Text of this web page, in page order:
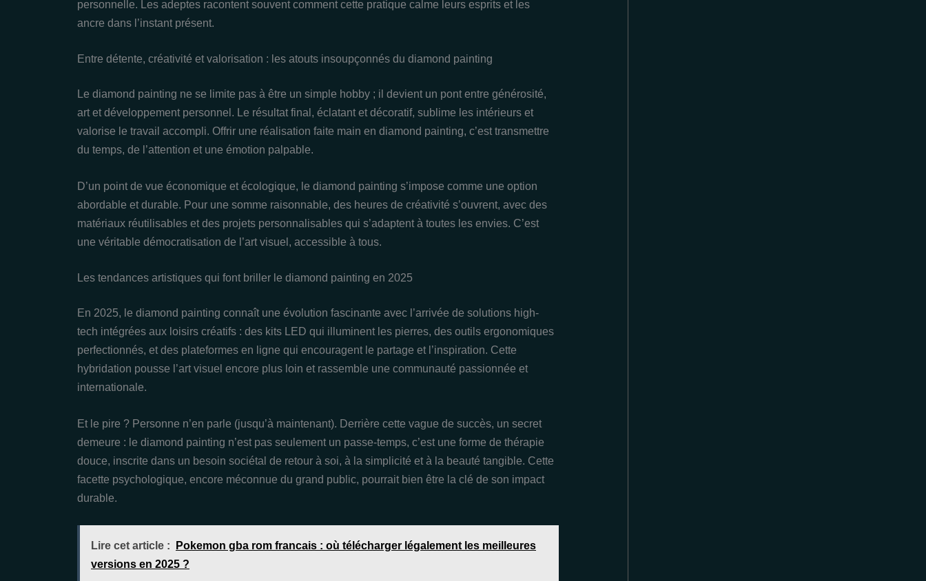
personnelle. Les adeptes racontent souvent comment cette pratique calme leurs esprits et les
ancre dans l’instant présent.
Entre détente, créativité et valorisation : les atouts insoupçonnés du diamond painting
Le diamond painting ne se limite pas à être un simple hobby ; il devient un pont entre générosité,
art et développement personnel. Le résultat final, éclatant et décoratif, sublime les intérieurs et
valorise le travail accompli. Offrir une réalisation faite main en diamond painting, c’est transmettre
du temps, de l’attention et une émotion palpable.
D’un point de vue économique et écologique, le diamond painting s’impose comme une option
abordable et durable. Pour une somme raisonnable, des heures de créativité s’ouvrent, avec des
matériaux réutilisables et des projets personnalisables qui s’adaptent à toutes les envies. C’est
une véritable démocratisation de l’art visuel, accessible à tous.
Les tendances artistiques qui font briller le diamond painting en 2025
En 2025, le diamond painting connaît une évolution fascinante avec l’arrivée de solutions high-
tech intégrées aux loisirs créatifs : des kits LED qui illuminent les pierres, des outils ergonomiques
perfectionnés, et des plateformes en ligne qui encouragent le partage et l’inspiration. Cette
hybridation pousse l’art visuel encore plus loin et rassemble une communauté passionnée et
internationale.
Et le pire ? Personne n’en parle (jusqu’à maintenant). Derrière cette vague de succès, un secret
demeure : le diamond painting n’est pas seulement un passe-temps, c’est une forme de thérapie
douce, inscrite dans un besoin sociétal de retour à soi, à la simplicité et à la beauté tangible. Cette
facette psychologique, encore méconnue du grand public, pourrait bien être la clé de son impact
durable.
Lire cet article :
Pokemon gba rom francais : où télécharger légalement les meilleures
versions en 2025 ?